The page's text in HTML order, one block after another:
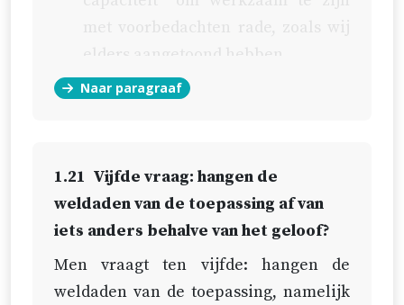
De wil wordt niet gedwongen door
21:1).
Naar paragraaf
1.21 Vijfde vraag: hangen de
weldaden van de toepassing af van
iets anders behalve van het geloof?
Men vraagt ten vijfde: hangen de
weldaden van de toepassing, namelijk